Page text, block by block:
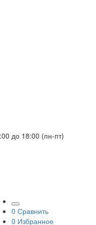
до 18:00 (пн-пт)
0 Сравнить
0 Избранное